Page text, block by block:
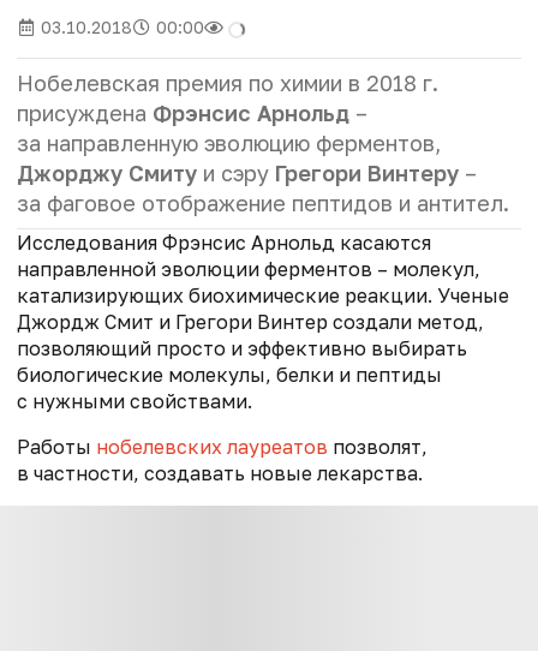
03.10.2018 00:00
Нобелевская премия по химии в 2018 г.
присуждена Фрэнсис Арнольд –
за направленную эволюцию ферментов,
Джорджу Смиту и сэру Грегори Винтеру –
за фаговое отображение пептидов и антител.
Исследования Фрэнсис Арнольд касаются
направленной эволюции ферментов – молекул,
катализирующих биохимические реакции. Ученые
Джордж Смит и Грегори Винтер создали метод,
позволяющий просто и эффективно выбирать
биологические молекулы, белки и пептиды
с нужными свойствами.
Работы нобелевских лауреатов позволят,
в частности, создавать новые лекарства.